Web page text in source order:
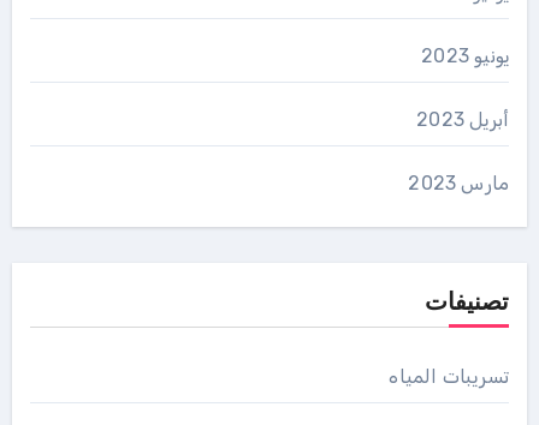
يونيو 2023
أبريل 2023
مارس 2023
تصنيفات
تسريبات المياه